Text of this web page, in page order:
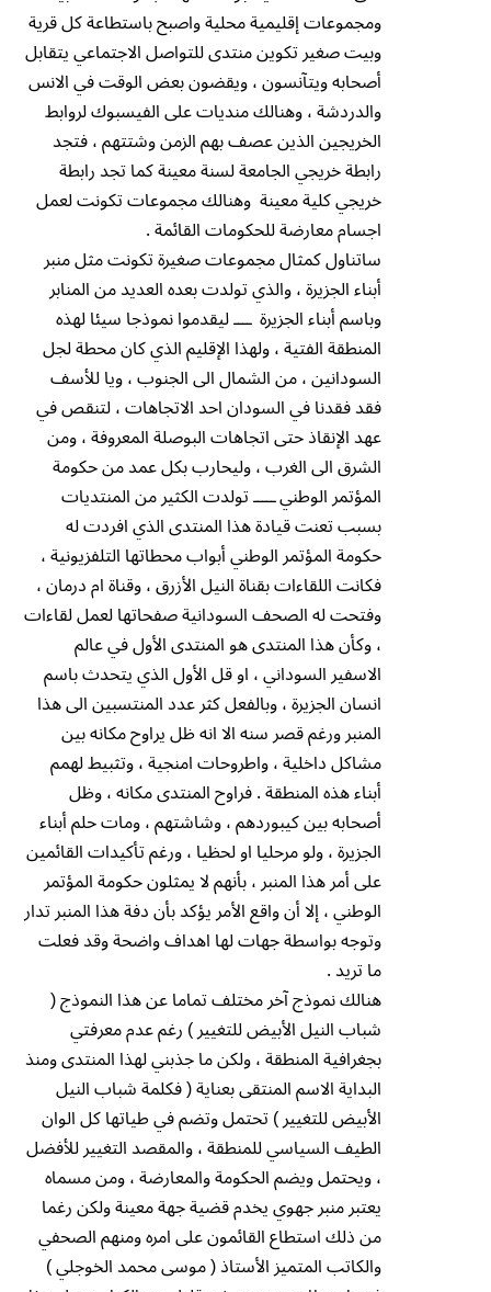
ومجموعات إقليمية محلية واصبح باستطاعة كل قرية
وبيت صغير تكوين منتدى للتواصل الاجتماعي يتقابل
أصحابه ويتآنسون ، ويقضون بعض الوقت في الانس
والدردشة ، وهنالك منديات على الفيسبوك لروابط
الخريجين الذين عصف بهم الزمن وشتتهم ، فتجد
رابطة خريجي الجامعة لسنة معينة كما تجد رابطة
خريجي كلية معينة وهنالك مجموعات تكونت لعمل
اجسام معارضة للحكومات القائمة .
ساتناول كمثال مجموعات صغيرة تكونت مثل منبر
أبناء الجزيرة ، والذي تولدت بعده العديد من المنابر
وباسم أبناء الجزيرة ــــ ليقدموا نموذجا سيئا لهذه
المنطقة الفتية ، ولهذا الإقليم الذي كان محطة لجل
السودانين ، من الشمال الى الجنوب ، ويا للأسف
فقد فقدنا في السودان احد الاتجاهات ، لتنقص في
عهد الإنقاذ حتى اتجاهات البوصلة المعروفة ، ومن
الشرق الى الغرب ، وليحارب بكل عمد من حكومة
المؤتمر الوطني ـــــ تولدت الكثير من المنتديات
بسبب تعنت قيادة هذا المنتدى الذي افردت له
حكومة المؤتمر الوطني أبواب محطاتها التلفزيونية ،
فكانت اللقاءات بقناة النيل الأزرق ، وقناة ام درمان ،
وفتحت له الصحف السودانية صفحاتها لعمل لقاءات
، وكأن هذا المنتدى هو المنتدى الأول في عالم
الاسفير السوداني ، او قل الأول الذي يتحدث باسم
انسان الجزيرة ، وبالفعل كثر عدد المنتسبين الى هذا
المنبر ورغم قصر سنه الا انه ظل يراوح مكانه بين
مشاكل داخلية ، واطروحات امنجية ، وتثبيط لهمم
أبناء هذه المنطقة . فراوح المنتدى مكانه ، وظل
أصحابه بين كيبوردهم ، وشاشتهم ، ومات حلم أبناء
الجزيرة ، ولو مرحليا او لحظيا ، ورغم تأكيدات القائمين
على أمر هذا المنبر ، بأنهم لا يمثلون حكومة المؤتمر
الوطني ، إلا أن واقع الأمر يؤكد بأن دفة هذا المنبر تدار
وتوجه بواسطة جهات لها اهداف واضحة وقد فعلت
ما تريد .
هنالك نموذج آخر مختلف تماما عن هذا النموذج (
شباب النيل الأبيض للتغيير ) رغم عدم معرفتي
بجغرافية المنطقة ، ولكن ما جذبني لهذا المنتدى ومنذ
البداية الاسم المنتقى بعناية ( فكلمة شباب النيل
الأبيض للتغيير ) تحتمل وتضم في طياتها كل الوان
الطيف السياسي للمنطقة ، والمقصد التغيير للأفضل
، ويحتمل ويضم الحكومة والمعارضة ، ومن مسماه
يعتبر منبر جهوي يخدم قضية جهة معينة ولكن رغما
من ذلك استطاع القائمون على امره ومنهم الصحفي
والكاتب المتميز الأستاذ ( موسى محمد الخوجلي )